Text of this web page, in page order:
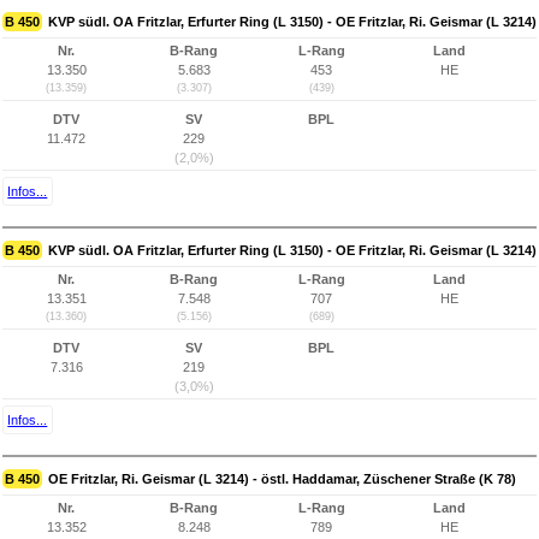
B 450 KVP südl. OA Fritzlar, Erfurter Ring (L 3150) - OE Fritzlar, Ri. Geismar (L 3214)
Nr.
13.350
(13.359)
B-Rang
5.683
(3.307)
L-Rang
453
(439)
Land
HE
DTV
11.472
SV
229
(2,0%)
BPL
Infos...
B 450 KVP südl. OA Fritzlar, Erfurter Ring (L 3150) - OE Fritzlar, Ri. Geismar (L 3214)
Nr.
13.351
(13.360)
B-Rang
7.548
(5.156)
L-Rang
707
(689)
Land
HE
DTV
7.316
SV
219
(3,0%)
BPL
Infos...
B 450 OE Fritzlar, Ri. Geismar (L 3214) - östl. Haddamar, Züschener Straße (K 78)
Nr.
13.352
B-Rang
8.248
L-Rang
789
Land
HE